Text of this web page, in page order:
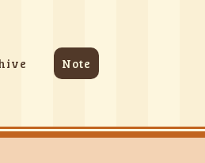
Note